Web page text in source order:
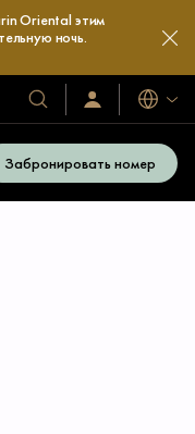
Oriental этим
ночь.
Наши
отели
курорты
Войти/
Языки
Забронировать номер